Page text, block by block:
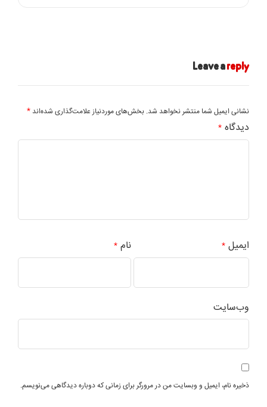
Leave areply
نشانی ایمیل شما منتشر نخواهد شد. بخش‌های موردنیاز علامت‌گذاری شده‌اند *
دیدگاه *
نام * ایمیل*
وب‌سایت
ذخیره نام، ایمیل و وبسایت من در مرورگر برای زمانی که دوباره دیدگاهی می‌نویسم.